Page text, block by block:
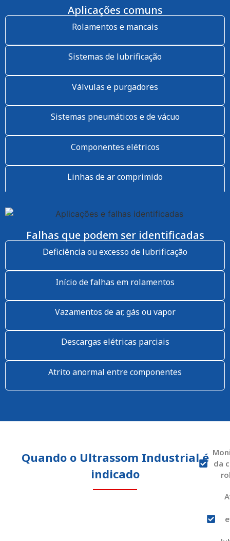
Aplicações comuns
Rolamentos e mancais
Sistemas de lubrificação
Válvulas e purgadores
Sistemas pneumáticos e de vácuo
Componentes elétricos
Linhas de ar comprimido
Falhas que podem ser identificadas
Deficiência ou excesso de lubrificação
Início de falhas em rolamentos
Vazamentos de ar, gás ou vapor
Descargas elétricas parciais
Atrito anormal entre componentes
Quando o Ultrassom Industrial é
indicado
da